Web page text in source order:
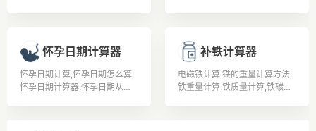
问题。
改善基础代谢率可通过运动实现
改善基础代谢率的问题。
怀孕日期计算器
怀孕日期计算,怀孕日期怎么算,
怀孕日期计算器,怀孕日期从哪
补铁计算器
电磁铁计算,铁的重量计算方法,
铁重量计算,铁质量计算,铁碳相